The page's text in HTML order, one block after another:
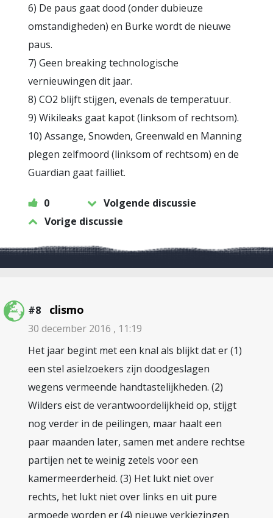
6) De paus gaat dood (onder dubieuze
omstandigheden) en Burke wordt de nieuwe
paus.
7) Geen breaking technologische
vernieuwingen dit jaar.
8) CO2 blijft stijgen, evenals de temperatuur.
9) Wikileaks gaat kapot (linksom of rechtsom).
10) Assange, Snowden, Greenwald en Manning
plegen zelfmoord (linksom of rechtsom) en de
Guardian gaat failliet.
0
Volgende discussie
Vorige discussie
#8 clismo
30 december 2016 , 11:19
Het jaar begint met een knal als blijkt dat er (1)
een stel asielzoekers zijn doodgeslagen
wegens vermeende handtastelijkheden. (2)
Wilders eist de verantwoordelijkheid op, stijgt
nog verder in de peilingen, maar haalt een
paar maanden later, samen met andere rechtse
partijen net te weinig zetels voor een
kamermeerderheid. (3) Het lukt niet over
rechts, het lukt niet over links en uit pure
armoede worden er (4) nieuwe verkiezingen